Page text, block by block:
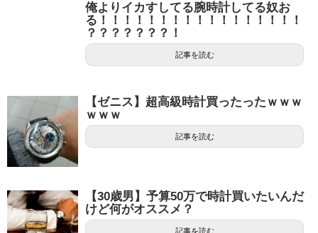
俺よりイカすしてる腕時計してる奴お
る！！！！！！！！！！！！！！！！！
？？？？？？？！
記事を読む
【ゼニス】超高級時計買ったったｗｗｗ
ｗｗｗ
記事を読む
【30歳男】予算50万で時計買いたいんだ
けど何がオススメ？
記事を読む